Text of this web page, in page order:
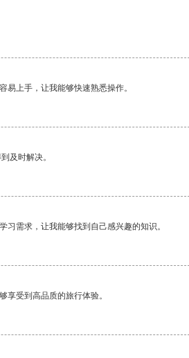
易上手，让我能够快速熟悉操作。
及时解决。
需求，让我能够找到自己感兴趣的知识。
享受到高品质的旅行体验。